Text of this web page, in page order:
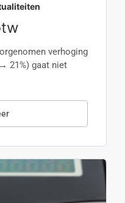
verhoging
21%) gaat niet